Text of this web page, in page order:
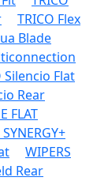
TRICO Flex
Blade
Silencio Flat
Rear
FLAT
WIPERS
Rear